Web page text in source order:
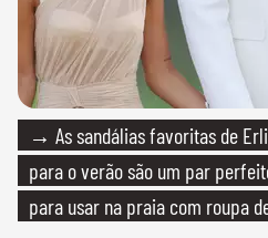
→ As sandálias favoritas de
para o verão são um par
para usar na praia com roupa